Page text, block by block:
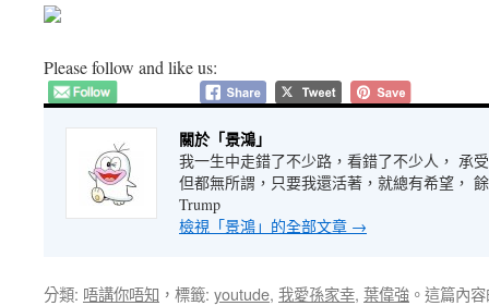
Please follow and like us:
關於「景鴻」
我一生中走錯了不少路，看錯了不少人， 承
但都無所謂，只要我還活著，就總有希望，
Trump
檢視「景鴻」的全部文章 →
分類: 唔講你唔知 ，標籤: youtude, 我愛孫家幸, 葉偉強 。這篇內